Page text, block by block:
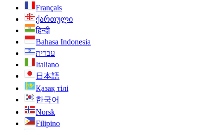
Français
ქართული
हिन्दी
Bahasa Indonesia
עברית
Italiano
日本語
Қазақ тілі
한국어
Norsk
Filipino